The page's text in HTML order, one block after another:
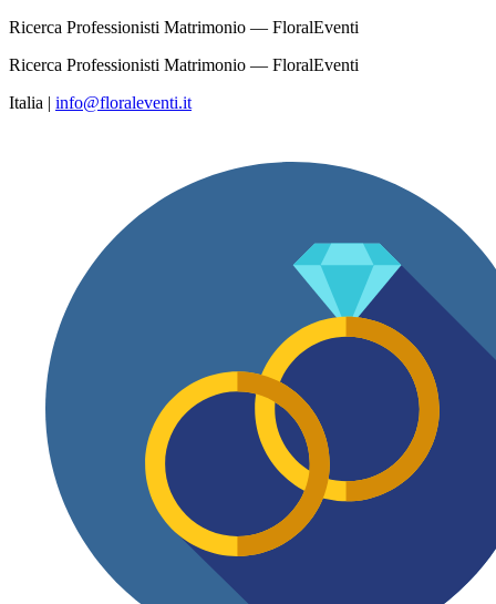
Ricerca Professionisti Matrimonio — FloralEventi
Ricerca Professionisti Matrimonio — FloralEventi
Italia | info@floraleventi.it